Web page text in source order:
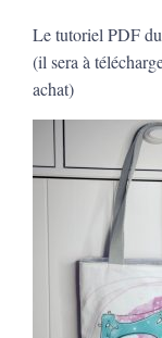
Le tutoriel PDF
(il sera à
achat)